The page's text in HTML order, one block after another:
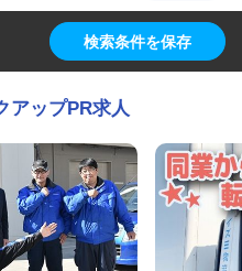
検索条件を保存
アップPR求人